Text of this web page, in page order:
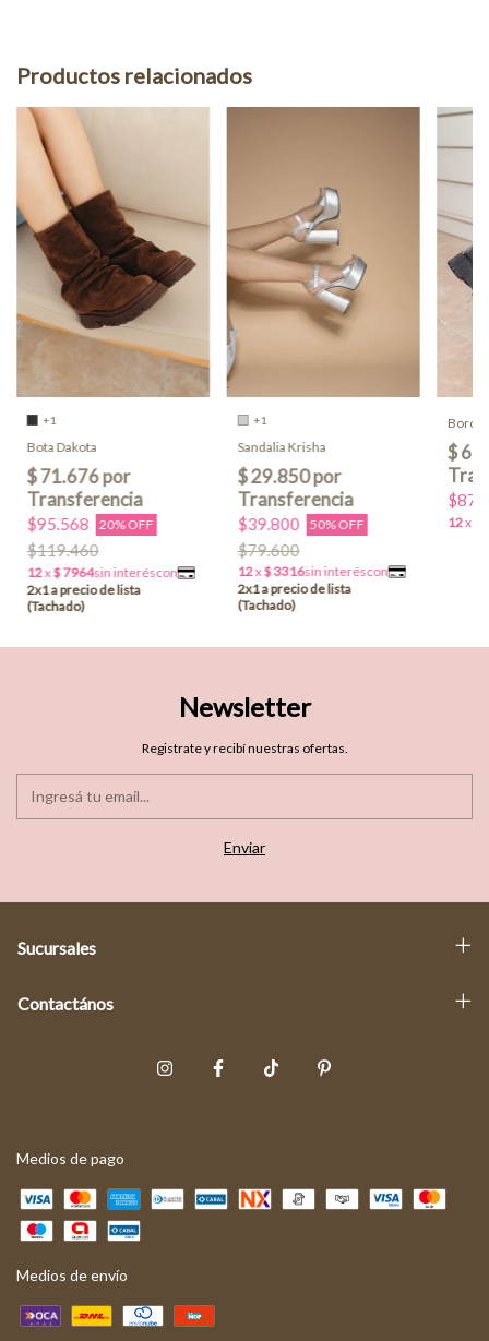
Productos relacionados
+1
Bota Dakota
$95.568 20% OFF
$119.460
+1
Sandalia Krisha
$39.800 50% OFF
$79.600
Newsletter
Registrate y recibí nuestras ofertas.
Sucursales
Contactános
Medios de pago
Medios de envío